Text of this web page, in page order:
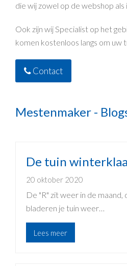
die wij zowel op de webshop
Ook zijn wij Specialist op het
komen kostenloos langs om uw
Contact
Mestenmaker -
De tuin
20 oktober 2020
De "R" zit weer in de
bladeren je tuin weer…
Lees meer